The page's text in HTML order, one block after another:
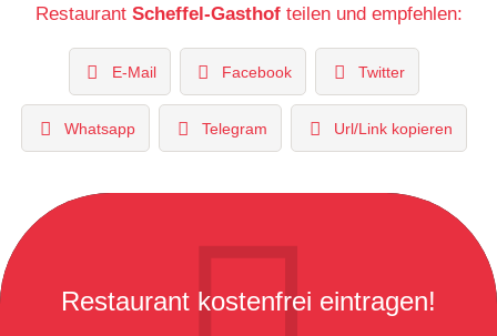
Restaurant Scheffel-Gasthofteilen und empfehlen:
E-Mail Facebook Twitter
Whatsapp Telegram Url/Link kopieren
Restaurant kostenfrei eintragen!